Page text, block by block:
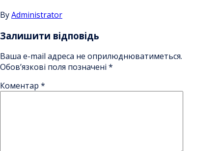
ByAdministrator
Залишити відповідь
Ваша e-mail адреса не оприлюднюватиметься.
Обов’язкові поля позначені *
Коментар *